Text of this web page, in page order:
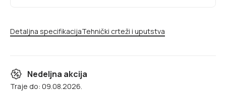
Detaljna specifikacijaTehnički crteži i uputstva
Nedeljna akcija
Traje do: 09.08.2026.